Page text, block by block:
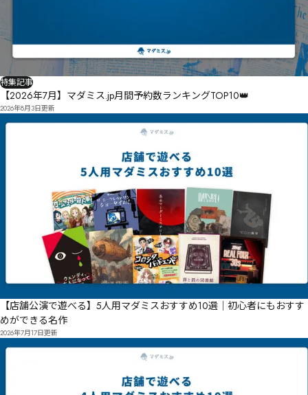
特集記事
【2026年7月】マダミス.jp月間予約数ランキングTOP10👑
2026年8月3日更新
【店舗公演で遊べる】5人用マダミスおすすめ10選｜初心者にもおすす
めができる名作
2026年7月17日更新